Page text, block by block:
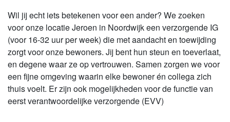
Wil jij echt iets betekenen voor een ander? We zoeken
voor onze locatie Jeroen in Noordwijk een verzorgende IG
(voor 16-32 uur per week) die met aandacht en toewijding
zorgt voor onze bewoners. Jij bent hun steun en toeverlaat,
en degene waar ze op vertrouwen. Samen zorgen we voor
een fijne omgeving waarin elke bewoner én collega zich
thuis voelt. Er zijn ook mogelijkheden voor de functie van
eerst verantwoordelijke verzorgende (EVV)